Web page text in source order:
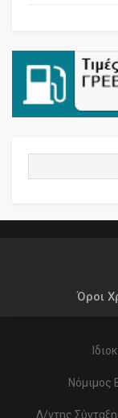
Όροι
Δ/ντης